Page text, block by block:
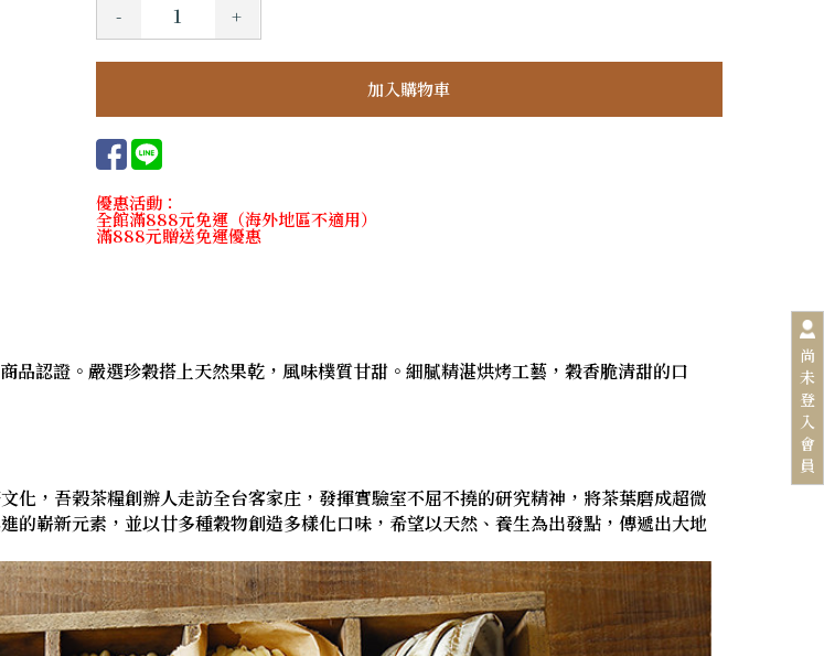
尚
未
登
入
會
員
- +
優惠活動：
全館滿888元免運（海外地區不適用）
滿888元贈送免運優惠
品認證。嚴選珍穀搭上天然果乾，風味樸質甘甜。細膩精湛烘烤工藝，穀香脆清甜的口
化，吾榖茶糧創辦人走訪全台客家庄，發揮實驗室不屈不撓的研究精神，將茶葉磨成超微
的嶄新元素，並以廿多種穀物創造多樣化口味，希望以天然、養生為出發點，傳遞出大地